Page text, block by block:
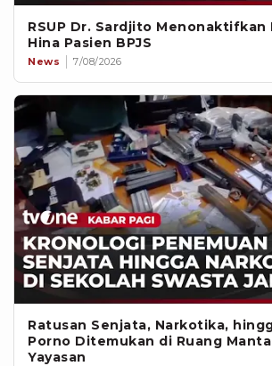
RSUP Dr. Sardjito Menonaktifkan
Hina Pasien BPJS
News 7/08/2026
Ratusan Senjata, Narkotika,
Porno Ditemukan di Ruang
Yayasan